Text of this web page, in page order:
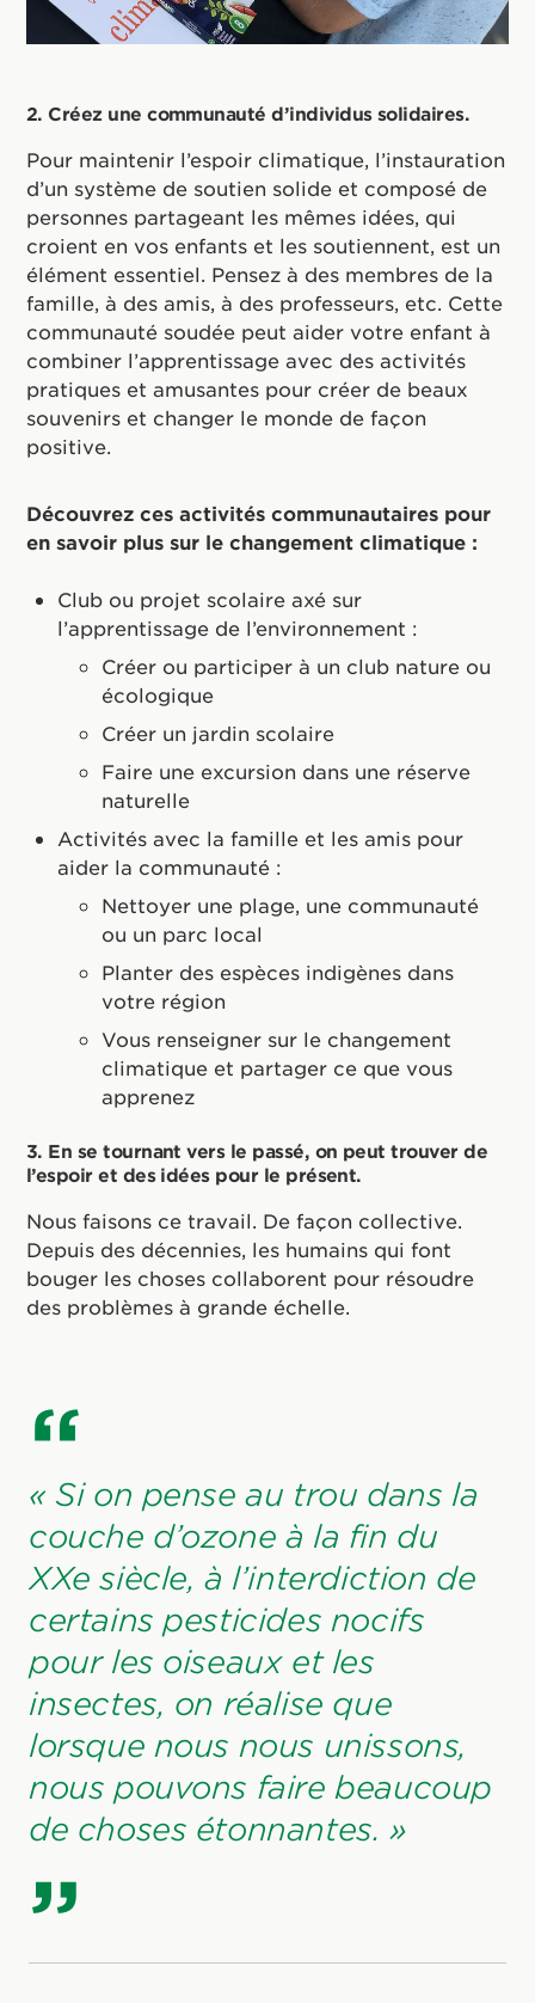
2. Créez une communauté d’individus solidaires.
Pour maintenir l’espoir climatique, l’instauration
d’un système de soutien solide et composé de
personnes partageant les mêmes idées, qui
croient en vos enfants et les soutiennent, est un
élément essentiel. Pensez à des membres de la
famille, à des amis, à des professeurs, etc. Cette
communauté soudée peut aider votre enfant à
combiner l’apprentissage avec des activités
pratiques et amusantes pour créer de beaux
souvenirs et changer le monde de façon
positive.
Découvrez ces activités communautaires pour
en savoir plus sur le changement climatique :
Club ou projet scolaire axé sur
l’apprentissage de l’environnement :
Créer ou participer à un club nature ou
écologique
Créer un jardin scolaire
Faire une excursion dans une réserve
naturelle
Activités avec la famille et les amis pour
aider la communauté :
Nettoyer une plage, une communauté
ou un parc local
Planter des espèces indigènes dans
votre région
Vous renseigner sur le changement
climatique et partager ce que vous
apprenez
3. En se tournant vers le passé, on peut trouver de
l’espoir et des idées pour le présent.
Nous faisons ce travail. De façon collective.
Depuis des décennies, les humains qui font
bouger les choses collaborent pour résoudre
des problèmes à grande échelle.
« Si on pense au trou dans la
couche d’ozone à la fin du
XXe siècle, à l’interdiction de
certains pesticides nocifs
pour les oiseaux et les
insectes, on réalise que
lorsque nous nous unissons,
nous pouvons faire beaucoup
de choses étonnantes. »